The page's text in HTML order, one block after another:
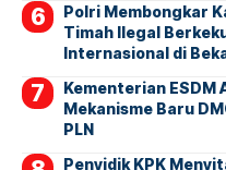
Polri Membongkar
Timah Ilegal
Internasional di
Kementerian ESDM
Mekanisme Baru
PLN
Penyidik KPK